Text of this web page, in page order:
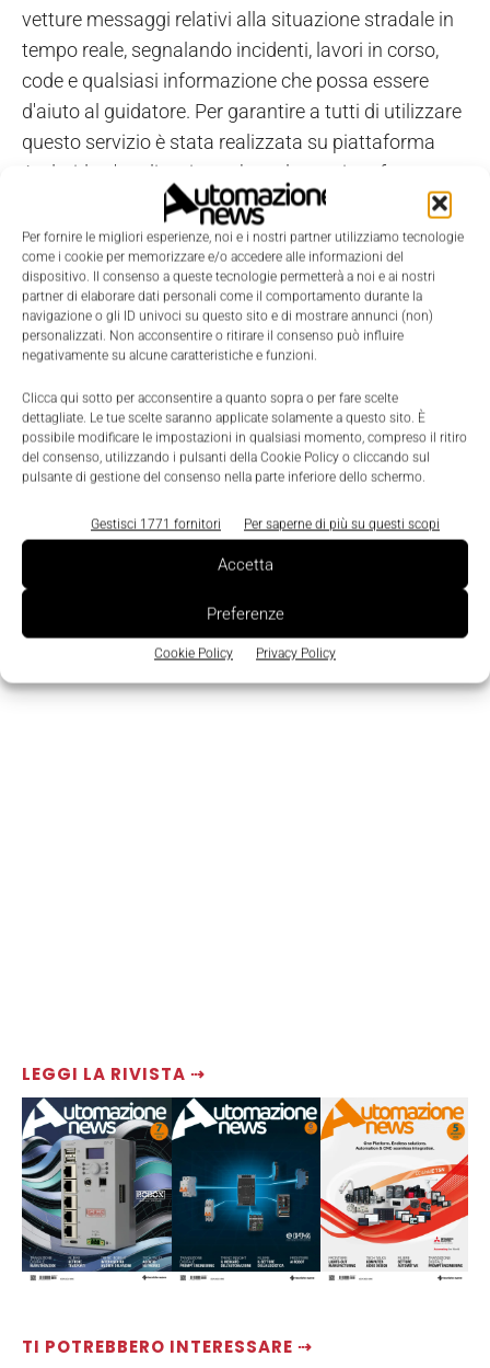
Per fornire le migliori esperienze, noi e i nostri partner utilizziamo tecnologie
come i cookie per memorizzare e/o accedere alle informazioni del
dispositivo. Il consenso a queste tecnologie permetterà a noi e ai nostri
partner di elaborare dati personali come il comportamento durante la
navigazione o gli ID univoci su questo sito e di mostrare annunci (non)
personalizzati. Non acconsentire o ritirare il consenso può influire
negativamente su alcune caratteristiche e funzioni.
Clicca qui sotto per acconsentire a quanto sopra o per fare scelte
dettagliate. Le tue scelte saranno applicate solamente a questo sito. È
possibile modificare le impostazioni in qualsiasi momento, compreso il ritiro
del consenso, utilizzando i pulsanti della Cookie Policy o cliccando sul
pulsante di gestione del consenso nella parte inferiore dello schermo.
Gestisci 1771 fornitori Per saperne di più su questi scopi
Accetta
Preferenze
Cookie Policy Privacy Policy
LEGGI LA RIVISTA ⇢
TI POTREBBERO INTERESSARE ⇢
vetture messaggi relativi alla situazione stradale in
tempo reale, segnalando incidenti, lavori in corso,
code e qualsiasi informazione che possa essere
d'aiuto al guidatore. Per garantire a tutti di utilizzare
questo servizio è stata realizzata su piattaforma
Android un'applicazione che nel prossimo futuro
potrà essere installata direttamente sul proprio
cellulare o tablet.
X-Netad è al momento rivolto principalmente al
mercato della viabilità stradale estera ed è ancora
alla fase iniziale di sperimentazione, ma si auspica
Questo è il primo progetto Machine to Machine di
Guglielmo che apre la strada ad altre innumerevoli
applicazione di 'Internet delle cose' che sconfinano
sicurezza e qualsiasi settore preveda servizi